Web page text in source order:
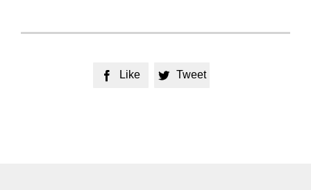
 Like  Tweet